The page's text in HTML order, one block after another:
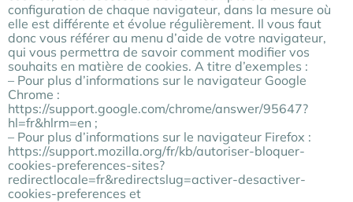
configuration de chaque navigateur, dans la mesure où
elle est différente et évolue régulièrement. Il vous faut
donc vous référer au menu d’aide de votre navigateur,
qui vous permettra de savoir comment modifier vos
souhaits en matière de cookies. A titre d’exemples :
– Pour plus d’informations sur le navigateur Google
Chrome :
https://support.google.com/chrome/answer/95647?
hl=fr&hlrm=en ;
– Pour plus d’informations sur le navigateur Firefox :
https://support.mozilla.org/fr/kb/autoriser-bloquer-
cookies-preferences-sites?
redirectlocale=fr&redirectslug=activer-desactiver-
cookies-preferences et